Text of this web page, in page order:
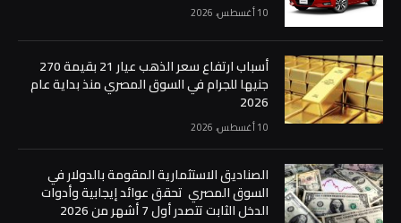
10 أغسطس، 2026
أسباب ارتفاع سعر الذهب عيار 21 بقيمة 270
جنيها للجرام في السوق المصري منذ بداية عام
2026
10 أغسطس، 2026
الصناديق الاستثمارية المقومة بالدولار في
السوق المصري تحقق عوائد إيجابية وأدوات
الدخل الثابت تتصدر أول 7 أشهر من 2026